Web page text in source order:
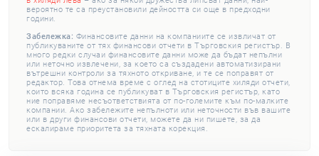
вероятно те са преустановили дейността си още в предходни
години.
Забележка: Финансовите данни на компаниите се извличат от
публикуваните от тях финансови отчети в Търговския регистър. В
много редки случаи финансовите данни може да бъдат непълни
или неточно извлечени, за което са създадени автоматизирани
вътрешни контроли за тяхното откриване, и те се поправят от
редактор. Това отнема време с оглед на стотиците хиляди отчети,
които всяка година се публикуват в Търговския регистър, като
ние поправяме несъответствията от по-големите към по-малките
компании. Ако забележите непълноти или неточности във вашите
или в други финансови отчети, можете да ни пишете, за да
ескалираме приоритета за тяхната корекция.